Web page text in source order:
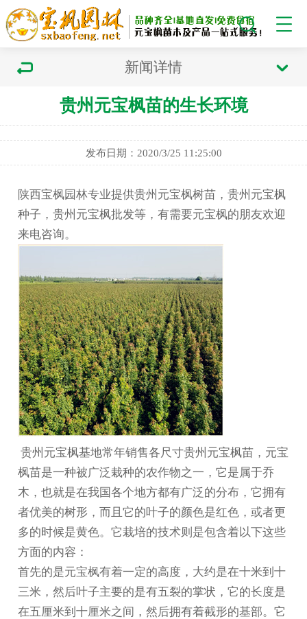
新闻详情
贵州元宝枫苗的生长环境
发布日期：2020/3/25 11:25:00
陕西宝枫园林专业提供贵州元宝枫树苗，贵州元宝枫
种子，贵州元宝枫批发等，有需要元宝枫的朋友欢迎
来电咨询。
贵州元宝枫基地常年销售各尺寸贵州元宝枫苗 ，元宝
枫苗是一种被广泛栽种的农作物之一，它是属于乔
木，也就是在我国各个地方都有广泛的分布，它拥有
者优美的树形，而且它的叶子的颜色是红色，或者更
多的时候是黄色。它栽培的技术则是包含着以下这些
方面的内容：
首先的是元宝枫有着一定的高度，大约是在十米到十
三米，然后叶子主要的是有五裂的掌状，它的长度是
在五厘米到十厘米之间，然后拥有着截形的基部。它